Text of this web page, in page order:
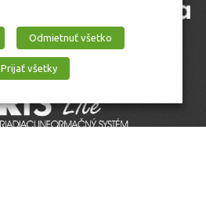
Odmietnuť všetko
Prijať všetky